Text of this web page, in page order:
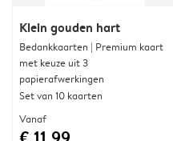
Klein gouden hart
Bedankkaarten | Premium kaart
met keuze uit 3
papierafwerkingen
Set van 10 kaarten
Vanaf